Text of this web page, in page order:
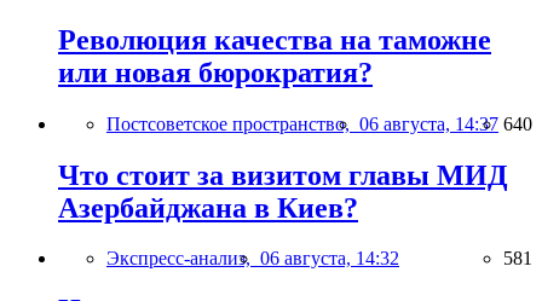
Революция качества на таможне
или новая бюрократия?
Постсоветское пространство, 06 августа, 14:37 640
Что стоит за визитом главы МИД
Азербайджана в Киев?
Экспресс-анализ, 06 августа, 14:32 581